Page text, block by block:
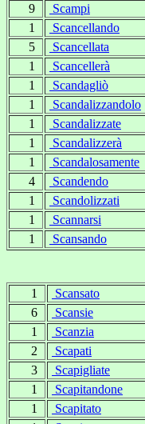
9
Scampi
1
Scancellando
5
Scancellata
1
Scancellerà
1
Scandagliò
1
Scandalizzandolo
1
Scandalizzate
1
Scandalizzerà
1
Scandalosamente
4
Scandendo
1
Scandolizzati
1
Scannarsi
1
Scansando
1 Scansato
6
Scansie
1
Scanzia
2
Scapati
3
Scapigliate
1
Scapitandone
1
Scapitato